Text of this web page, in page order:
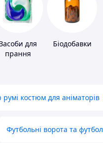
для
прання
Біодобавки
румі костюм для аніматорів
Футбольні ворота та